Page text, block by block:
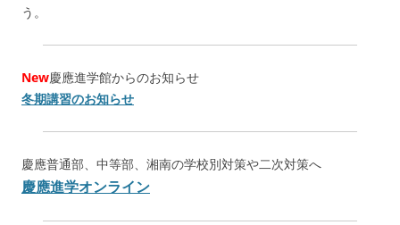
う。
New慶應進学館からのお知らせ
冬期講習のお知らせ
慶應普通部、中等部、湘南の学校別対策や二次対策へ
慶應進学オンライン